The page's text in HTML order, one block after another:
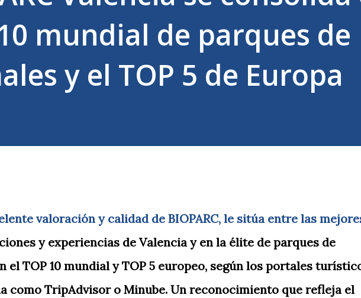
mundial de parques de
y el TOP 5 de Europa
valoración y calidad de BIOPARC, le sitúa entre las
y experiencias de Valencia y en la élite de parques de
el TOP 10 mundial y TOP 5 europeo, según los portales
como TripAdvisor o Minube. Un reconocimiento que refleja el